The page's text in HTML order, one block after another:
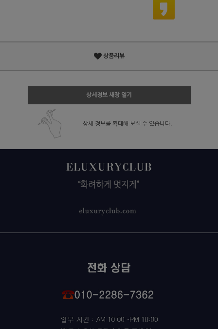
상품리뷰
상세정보 새창 열기
상세 정보를 확대해 보실 수 있습니다.